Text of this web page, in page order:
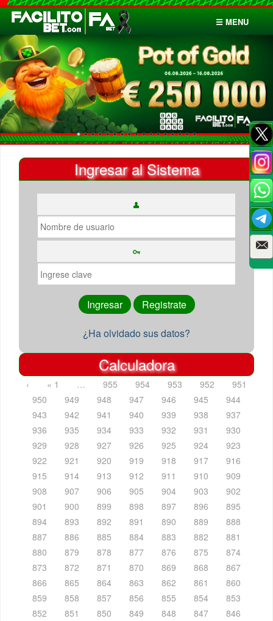
☰ MENU
Inicio
Apuestas
Cuentas
Ingresar al Sistema
¿Ha olvidado sus datos?
Calculadora
‹ « 1 … 955 954 953 952
951
950
949 948 947 946 945
944
943
942 941 940 939 938
937
936
935 934 933 932 931
930
929
928 927 926 925 924
923
922
921 920 919 918 917
916
915
914 913 912 911 910
909
908
907 906 905 904 903
902
901
900 899 898 897 896
895
894
893 892 891 890 889
888
887
886 885 884 883 882
881
880
879 878 877 876 875
874
873
872 871 870 869 868
867
866
865 864 863 862 861
860
859
858 857 856 855 854
853
852
851 850 849 848 847
846